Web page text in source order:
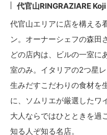
代官山RINGRAZIARE
代官山エリアに店を構える
ン。オーナーシェフの森田
どの店内は、ビルの一室に
室のみ。イタリアの2つ星
生みだすこだわりの食材を
に、ソムリエが厳選したワ
大人ならではひとときを過
知る人ぞ知る名店。